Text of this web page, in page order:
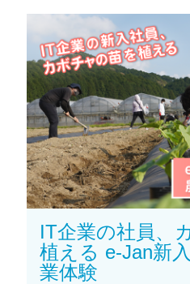
IT企業の社員、
植える e-Jan新
業体験